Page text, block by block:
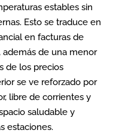
estables sin
Esto se traduce en
en facturas de
de una menor
de los precios
se ve reforzado por
libre de corrientes y
saludable y
estaciones.